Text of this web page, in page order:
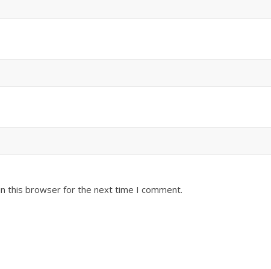
this browser for the next time I comment.